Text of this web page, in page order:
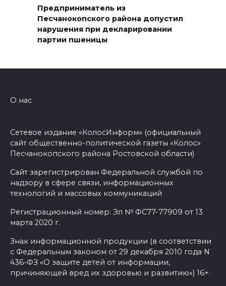
В Волгодонске мужчина
поджег газ в квартире
бывшей жены, эвакуированы
с Днем физкультурника
08 августа 2026 10:49
Ростовчане оказались среди
эвакуированных с пляжа в
Новороссийске
08 августа 2026 10:40
В Ростовской области
ликвидировали 16
техногенных пожаров и 30
возгораний растительности
Предприниматель из
Песчанокопского района допустил
нарушения при декларировании
партии пшеницы
О нас
Сетевое издание «КолосИнформ» (официальный
сайт общественно-политической газеты «Колос»
Песчанокопского района Ростовской области)
Сайт зарегистрирован Федеральной службой по
надзору в сфере связи, информационных
технологий и массовых коммуникаций
Регистрационный номер: Эл № ФС77-77909 от 13
марта 2020 г.
Знак информационной продукции (в соответствии
с Федеральным законом от 29 декабря 2010 года N
436-ФЗ «О защите детей от информации,
причиняющей вред их здоровью и развитию») 16+.